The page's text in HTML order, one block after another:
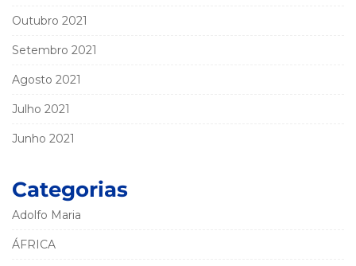
Outubro 2021
Setembro 2021
Agosto 2021
Julho 2021
Junho 2021
Categorias
Adolfo Maria
ÁFRICA